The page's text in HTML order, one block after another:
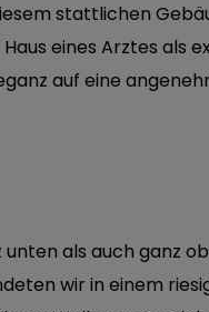
stattlichen
eines Arztes als
auf eine
als auch ganz
wir in einem